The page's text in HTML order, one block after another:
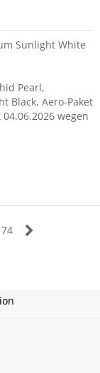
Sunlight White
Pearl,
Black, Aero-Paket
wegen
74